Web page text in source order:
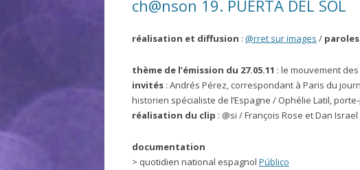
ch@nson 19. PUERTA DEL SOL
réalisation et diffusion : @rret sur images /
thème de l’émission du 27.05.11 : le mouvement
invités : Andrés Pérez, correspondant à Paris du
historien spécialiste de l’Espagne / Ophélie Latil,
réalisation du clip : @si / François Rose et Dan Israel
documentation
> quotidien national espagnol Público